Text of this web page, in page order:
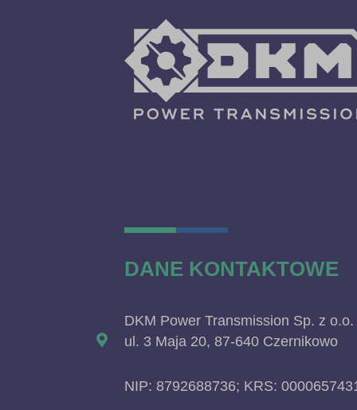
DANE KONTAKTOWE
DKM Power Transmission Sp. z o.o.
ul. 3 Maja 20, 87-640 Czernikowo
NIP: 8792688736; KRS: